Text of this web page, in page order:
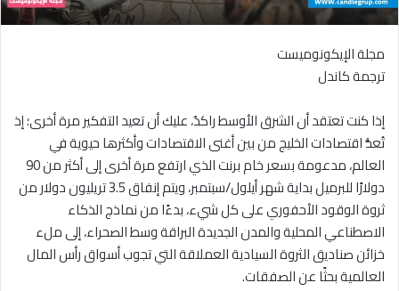
مجلة الإيكونوميست
ترجمة كاندل
إذا كنت تعتقد أن الشرق الأوسط راكدٌ، عليك أن تعيد التفكير مرة أخرى؛ إذ
تُعدُّ اقتصادات الخليج من بين أغنى الاقتصادات وأكثرها حيوية في
العالم، مدعومة بسعر خام برنت الذي ارتفع مرة أخرى إلى أكثر من 90
دولارًا للبرميل بداية شهر أيلول/سبتمبر، ويتم إنفاق 3.5 تريليون دولار من
ثروة الوقود الأحفوري على كل شيء، بدءًا من نماذج الذكاء
الاصطناعي المحلية والمدن الجديدة البراقة وسط الصحراء، إلى ملء
خزائن صناديق الثروة السيادية العملاقة التي تجوب أسواق رأس المال
العالمية بحثًا عن الصفقات.